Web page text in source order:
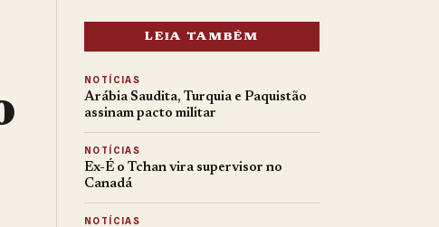
LEIA TAMBÉM
NOTÍCIAS
Arábia Saudita, Turquia e Paquistão
assinam pacto militar
NOTÍCIAS
Ex-É o Tchan vira supervisor no
Canadá
NOTÍCIAS